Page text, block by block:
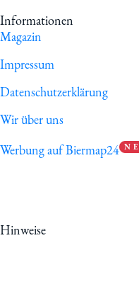
Informationen
Magazin
Impressum
Datenschutzerklärung
Wir über uns
Werbung auf Biermap24 N
Hinweise